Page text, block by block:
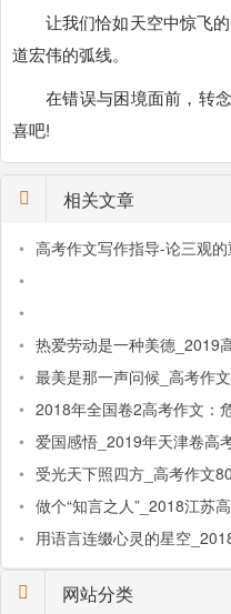
让我们恰如天空中惊飞
道宏伟的弧线。
在错误与困境面前，转
喜吧!
相关文章
• 高考作文写作指导-论三观
•
•
• 热爱劳动是一种美德_2019
• 最美是那一声问候_高考作
• 2018年全国卷2高考作文：
• 爱国感悟_2019年天津卷高
• 受光天下照四方_高考作文
• 做个“知言之人”_2018江苏
• 用语言连缀心灵的星空
网站分类